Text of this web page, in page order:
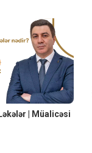
| Müalicəsi